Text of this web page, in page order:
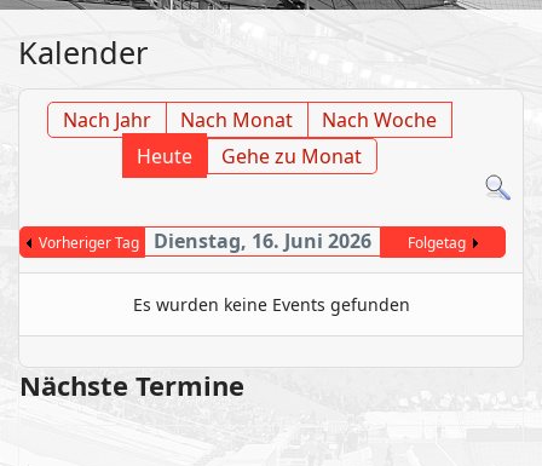
Kalender
Nach Jahr Nach Monat
Nach Woche
Heute
Gehe zu Monat
Vorheriger Tag Dienstag, 16. Juni 2026 Folgetag
Es wurden keine Events gefunden
Nächste Termine